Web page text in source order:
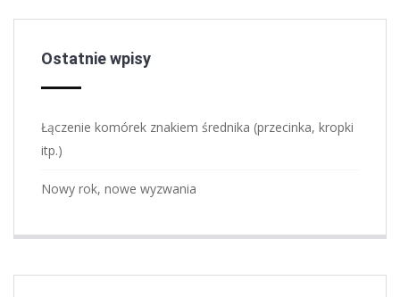
Ostatnie wpisy
Łączenie komórek znakiem średnika (przecinka, kropki
itp.)
Nowy rok, nowe wyzwania